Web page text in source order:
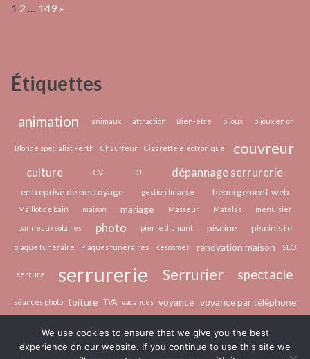
Page:
1 2 … 149 Next
»
Étiquettes
animation animaux attraction Bien-être bijoux bijoux en or
Blonde specialist Perth Chauffeur Cigarette électronique couvreur
culture CV DJ dépannage serrurerie
entreprise de nettoyage gestion finance hébergement web
Maillot de bain maison mariage Masseur Matelas menuisier
panneaux solaires photo pierre diamant piscine pisciniste
plaque funéraire Plaques funéraires Resoomer rénovation maison SEO
serrure serrurerie Serrurier spectacle
séances photo toiture TVA vacances voyance voyance par téléphone
épilation laser
We use cookies to ensure that we give you the best
experience on our website. If you continue to use this site we